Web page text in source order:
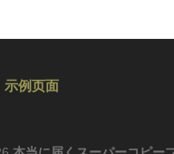
示例页面